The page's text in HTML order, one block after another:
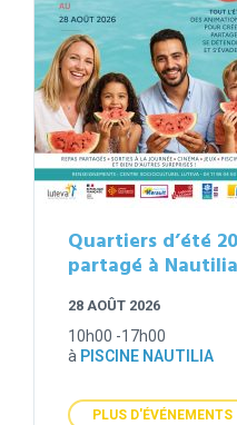
Quartiers d’été
partagé à Nautilia
28 AOÛT 2026
10h00 -17h00
à PISCINE NAUTILIA
PLUS D'ÉVÉNEMENTS